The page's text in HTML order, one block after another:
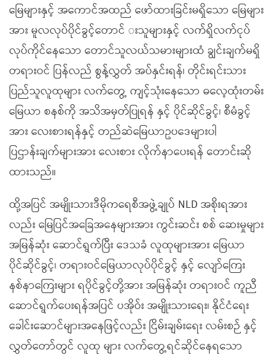
မြေများနှင့် အကောင်အထည် ဖော်ထားခြင်းမရှိသော မြေများ
အား မူလလုပ်ပိုင်ခွင့်တောင် းသူများနှင့် လက်ရှိလက်ငုပ်
လုပ်ကိုင်နေသော တောင်သူလယ်သမားများထံ ချွင်းချက်မရှိ
တရားဝင် ပြန်လည် စွန့်လွှတ် အပ်နှင်းရန်၊ တိုင်းရင်းသား
ပြည်သူလူထုများ လက်တွေ့ ကျင့်သုံးနေသော ဓလေ့ထုံးတမ်း
မြေယာ စနစ်ကို အသိအမှတ်ပြုရန် နှင့် ပိုင်ဆိုင်ခွင့်၊ စီမံခွင့်
အား လေးစားရန်နှင့် တည်ဆဲမြေယာဥပဒေများပါ
ပြဌာန်းချက်များအား လေးစား လိုက်နာပေးရန် တောင်းဆို
ထားသည်။
ထို့အပြင် အမျိုးသားဒီမိုကရေစီအဖွဲ့ချုပ် NLD အစိုးရအား
လည်း မြေပြင်အခြေအနေများအား ကွင်းဆင်း စစ် ဆေးမှုများ
အမြန်ဆုံး ဆောင်ရွက်ပြီး ဒေသခံ လူထုများအား မြေယာ
ပိုင်ဆိုင်ခွင့်၊ တရားဝင်မြေယာလုပ်ပိုင်ခွင့် နှင့် လျော်ကြေး
နစ်နာကြေးများ ရပိုင်ခွင့်တို့အား အမြန်ဆုံး တရားဝင် ကူညီ
ဆောင်ရွက်ပေးရန်အပြင် ပအိုဝ်း အမျိုးသားရေး၊ နိုင်ငံရေး
ခေါင်းဆောင်များအနေဖြင့်လည်း ငြိမ်းချမ်းရေး လမ်းစဉ် နှင့်
လွှတ်တော်တွင် လူထု များ လက်တွေ့ရင်ဆိုင်နေရသော